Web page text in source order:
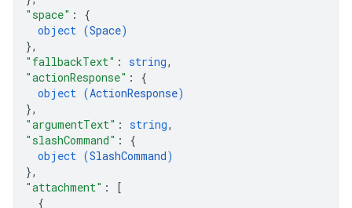
"space" : {
object (Space)
},
"fallbackText" : string,
"actionResponse" : {
object (ActionResponse)
},
"argumentText" : string,
"slashCommand" : {
object (SlashCommand)
},
"attachment" :
[
{